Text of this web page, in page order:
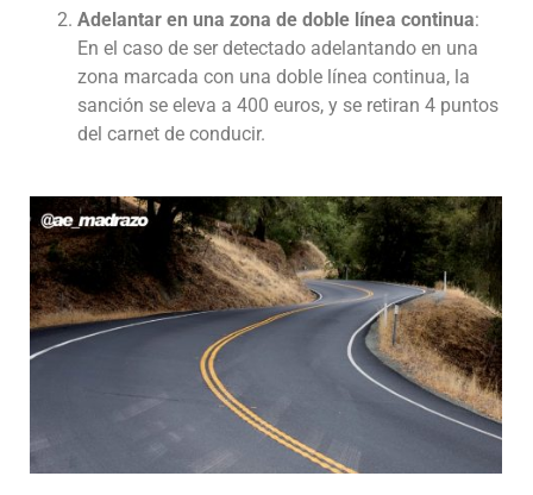
Adelantar en una zona de doble línea continua:
En el caso de ser detectado adelantando en una
zona marcada con una doble línea continua, la
sanción se eleva a 400 euros, y se retiran 4 puntos
del carnet de conducir.